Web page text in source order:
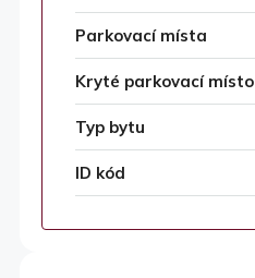
Parkovací místa
Kryté parkovací místo
Typ bytu
ID kód